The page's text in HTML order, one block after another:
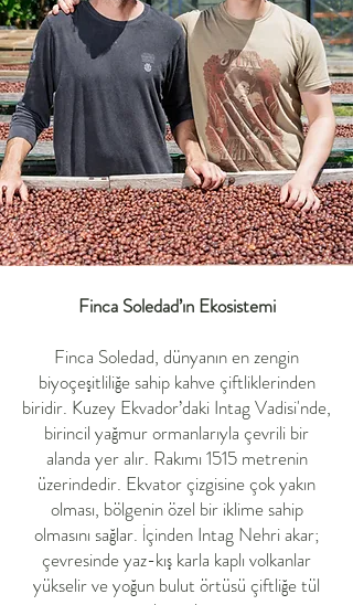
Finca Soledad’ın Ekosistemi
Finca Soledad, dünyanın en zengin
biyoçeşitliliğe sahip kahve çiftliklerinden
biridir. Kuzey Ekvador’daki Intag Vadisi'nde,
birincil yağmur ormanlarıyla çevrili bir
alanda yer alır. Rakımı 1515 metrenin
üzerindedir. Ekvator çizgisine çok yakın
olması, bölgenin özel bir iklime sahip
olmasını sağlar. İçinden Intag Nehri akar;
çevresinde yaz-kış karla kaplı volkanlar
yükselir ve yoğun bulut örtüsü çiftliğe tül